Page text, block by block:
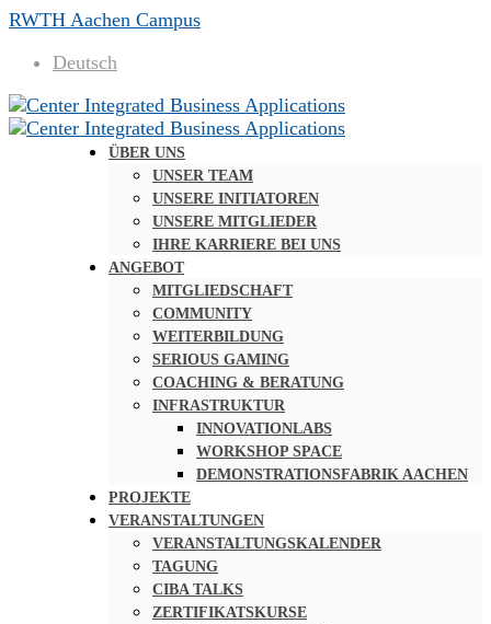
RWTH Aachen Campus
Deutsch
ÜBER UNS
UNSER TEAM
UNSERE INITIATOREN
UNSERE MITGLIEDER
IHRE KARRIERE BEI UNS
ANGEBOT
MITGLIEDSCHAFT
COMMUNITY
WEITERBILDUNG
SERIOUS GAMING
COACHING & BERATUNG
INFRASTRUKTUR
INNOVATIONLABS
WORKSHOP SPACE
DEMONSTRATIONSFABRIK AACHEN
PROJEKTE
VERANSTALTUNGEN
VERANSTALTUNGSKALENDER
TAGUNG
CIBA TALKS
ZERTIFIKATSKURSE